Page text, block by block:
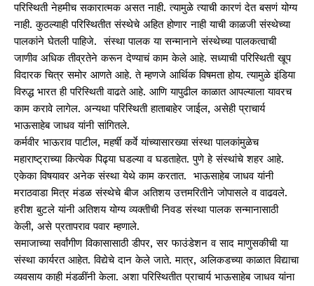
परिस्थिती नेहमीच सकारात्मक असत नाही. त्यामुळे त्याची कारणं देत बसणं योग्य
नाही. कुठल्याही परिस्थितीत संस्थेचे अहित होणार नाही याची काळजी संस्थेच्या
पालकांने घेतली पाहिजे. संस्था पालक या सन्मानाने संस्थेच्या पालकत्वाची
जाणीव अधिक तीव्रतेने करून देण्याचं काम केले आहे. सध्याची परिस्थिती खूप
विदारक चित्र समोर आणते आहे. ते म्हणजे आर्थिक विषमता होय. त्यामुळे इंडिया
विरुद्ध भारत ही परिस्थिती वाढते आहे. आणि यापुढील काळात आपल्याला यावरच
काम करावे लागेल. अन्यथा परिस्थिती हाताबाहेर जाईल, असेही प्राचार्य
भाऊसाहेब जाधव यांनी सांगितले.
कर्मवीर भाऊराव पाटील, महर्षी कर्वे यांच्यासारख्या संस्था पालकांमुळेच
महाराष्ट्राच्या कित्येक पिढ्या घडल्या व घडताहेत. पुणे हे संस्थांचे शहर आहे.
एकेका विषयावर अनेक संस्था येथे काम करतात. भाऊसाहेब जाधव यांनी
मराठवाडा मित्र मंडळ संस्थेचे बीज अतिशय उत्तमरितीने जोपासले व वाढवले.
हरीश बुटले यांनी अतिशय योग्य व्यक्तीची निवड संस्था पालक सन्मानासाठी
केली, असे प्रतापराव पवार म्हणाले.
समाजाच्या सर्वांगीण विकासासाठी डीपर, सर फाउंडेशन व साद माणुसकीची या
संस्था कार्यरत आहेत. विद्येचे दान केले जाते. मात्र, अलिकडच्या काळात विद्याचा
व्यवसाय काही मंडळींनी केला. अशा परिस्थितीत प्राचार्य भाऊसाहेब जाधव यांना